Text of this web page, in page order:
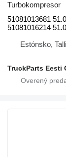
Turbokompresor
51081013681
51081016214
Estónsko,
TruckParts Eesti